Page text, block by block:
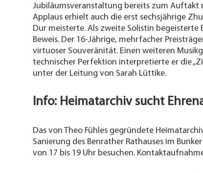
Jubiläumsveranstaltung bereits zum Auftakt
Applaus erhielt auch die erst sechsjährige
Dur meisterte. Als zweite Solistin begeisterte
Beweis. Der 16-Jährige, mehrfacher
virtuoser Souveränität. Einen weiteren
technischer Perfektion interpretierte er die
unter der Leitung von Sarah Lüttike.
Info: Heimatarchiv sucht
Das von Theo Fühles gegründete
Sanierung des Benrather Rathauses im
von 17 bis 19 Uhr besuchen.